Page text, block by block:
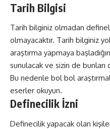
Tarih Bilgisi
Tarih bilginiz olmadan
olmayacaktır. Tarih bilginiz
araştırma yapmaya
sunulacak ve sizin de
Bu nedenle bol bol
eserler okuyun.
Definecilik İzni
Definecilik yapacak olan